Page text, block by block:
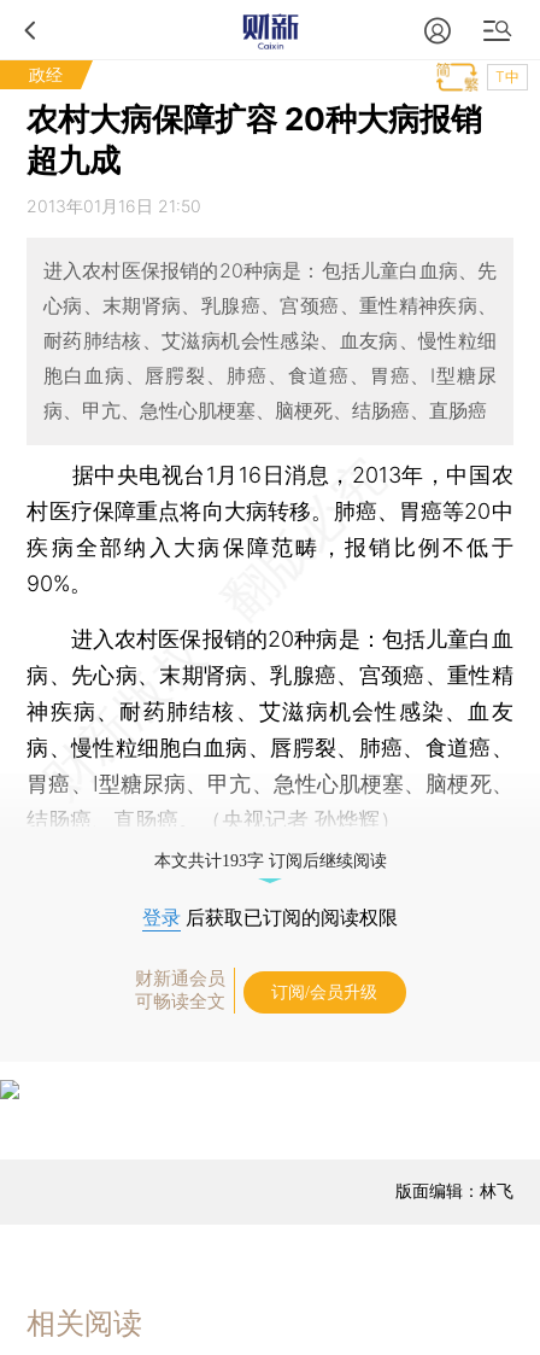
政经 T中
农村大病保障扩容 20种大病报销
超九成
2013年01月16日 21:50
进入农村医保报销的20种病是：包括儿童白血病、先
心病、末期肾病、乳腺癌、宫颈癌、重性精神疾病、
耐药肺结核、艾滋病机会性感染、血友病、慢性粒细
胞白血病、唇腭裂、肺癌、食道癌、胃癌、I型糖尿
病、甲亢、急性心肌梗塞、脑梗死、结肠癌、直肠癌
据中央电视台1月16日消息，2013年，中国农
村医疗保障重点将向大病转移。肺癌、胃癌等20中
疾病全部纳入大病保障范畴，报销比例不低于
90%。
进入农村医保报销的20种病是：包括儿童白血
病、先心病、末期肾病、乳腺癌、宫颈癌、重性精
神疾病、耐药肺结核、艾滋病机会性感染、血友
病、慢性粒细胞白血病、唇腭裂、肺癌、食道癌、
胃癌、I型糖尿病、甲亢、急性心肌梗塞、脑梗死、
结肠癌、直肠癌。（央视记者 孙烨辉）
本文共计193字 订阅后继续阅读
登录 后获取已订阅的阅读权限
财新通会员
可畅读全文
订阅/会员升级
版面编辑：林飞
相关阅读